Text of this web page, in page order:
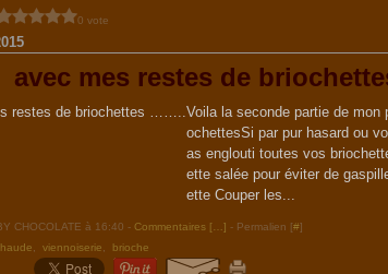
0 vote
avec mes restes de
Voila la seconde partie de mon
ochettesSi par pur hasard ou
as englouti toutes vos
ette salée pour éviter de
ette Couper les...
CHOCOLATE à 16:40 - Commentaires [ ] - Permalien [#]
viennoiserie brioche